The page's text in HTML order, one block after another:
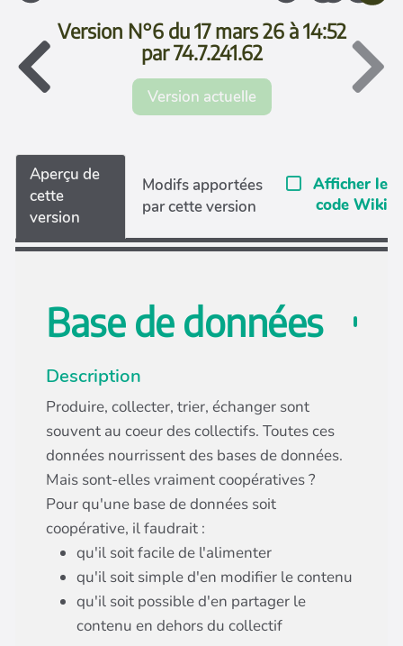
Version N°6 du 17 mars 26 à 14:52
par 74.7.241.62
Version actuelle
Aperçu de
cette
version
Modifs apportées
par cette version
Afficher le
code Wiki
Base de données
Description
Produire, collecter, trier, échanger sont
souvent au coeur des collectifs. Toutes ces
données nourrissent des bases de données.
Mais sont-elles vraiment coopératives ?
Pour qu'une base de données soit
coopérative, il faudrait :
qu'il soit facile de l'alimenter
qu'il soit simple d'en modifier le contenu
qu'il soit possible d'en partager le
contenu en dehors du collectif